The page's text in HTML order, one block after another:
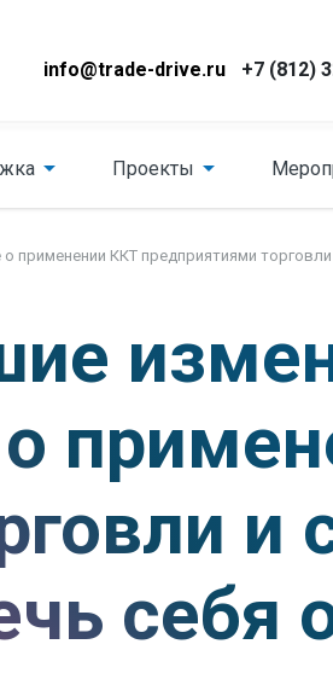
info@trade-drive.ru +7 (812)
Проекты
применении ККТ предприятиями
и
себя